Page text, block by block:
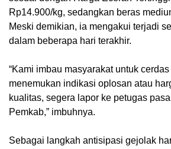
Rp14.900/kg, sedangkan beras
Meski demikian, ia mengakui terjadi
dalam beberapa hari terakhir.
“Kami imbau masyarakat untuk
menemukan indikasi oplosan atau
kualitas, segera lapor ke petugas
Pemkab,” imbuhnya.
Sebagai langkah antisipasi gejolak